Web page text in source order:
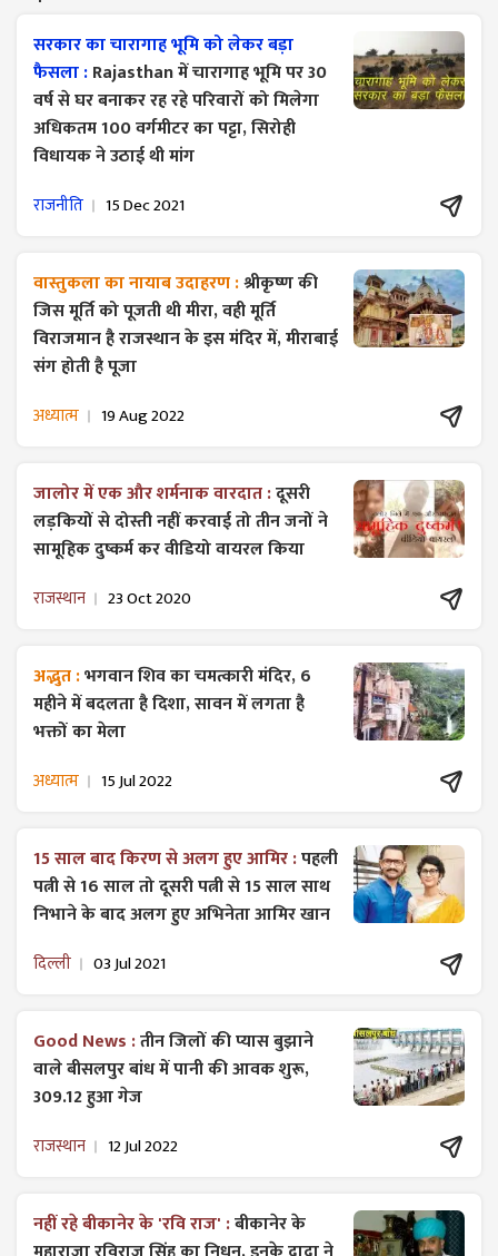
सरकार का चारागाह भूमि को लेकर बड़ा
फैसला :Rajasthan में चारागाह भूमि पर 30
वर्ष से घर बनाकर रह रहे परिवारों को मिलेगा
अधिकतम 100 वर्गमीटर का पट्टा, सिरोही
विधायक ने उठाई थी मांग
राजनीति 15 Dec 2021
वास्तुकला का नायाब उदाहरण :श्रीकृष्ण की
जिस मूर्ति को पूजती थी मीरा, वही मूर्ति
विराजमान है राजस्थान के इस मंदिर में, मीराबाई
संग होती है पूजा
अध्यात्म 19 Aug 2022
जालोर में एक और शर्मनाक वारदात :दूसरी
लड़कियों से दोस्ती नहीं करवाई तो तीन जनों ने
सामूहिक दुष्कर्म कर वीडियो वायरल किया
राजस्थान 23 Oct 2020
अद्भुत :भगवान शिव का चमत्कारी मंदिर, 6
महीने में बदलता है दिशा, सावन में लगता है
भक्तों का मेला
अध्यात्म 15 Jul 2022
15 साल बाद किरण से अलग हुए आमिर :पहली
पत्नी से 16 साल तो दूसरी पत्नी से 15 साल साथ
निभाने के बाद अलग हुए अभिनेता आमिर खान
दिल्ली 03 Jul 2021
Good News :तीन जिलों की प्यास बुझाने
वाले बीसलपुर बांध में पानी की आवक शुरू,
309.12 हुआ गेज
राजस्थान 12 Jul 2022
नहीं रहे बीकानेर के 'रवि राज' :बीकानेर के